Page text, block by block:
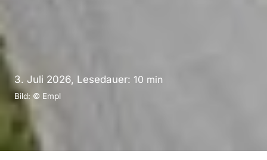
3. Juli 2026, Lesedauer: 10 min
Bild: © Empl